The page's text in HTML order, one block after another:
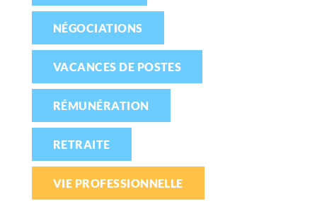
NÉGOCIATIONS
VACANCES DE POSTES
RÉMUNÉRATION
RETRAITE
VIE PROFESSIONNELLE